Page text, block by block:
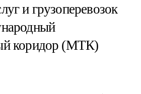
и грузоперевозок
коридор (МТК)